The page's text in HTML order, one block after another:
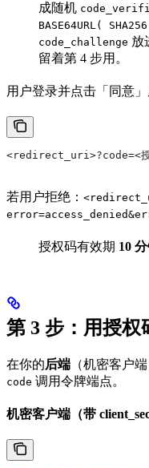
成随机
BASE64URL(
code_challenge 放
留着第 4 步用。
用户登录并点击「同意
<redirect_uri>?code=<
若用户拒绝：
授权码有效期 10
第 3 步：用授权
在你的后端 （机密客户
code 调用令牌端点。
机密客户端（带